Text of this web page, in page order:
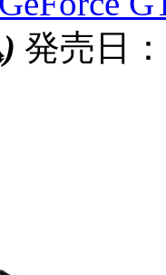
発売日